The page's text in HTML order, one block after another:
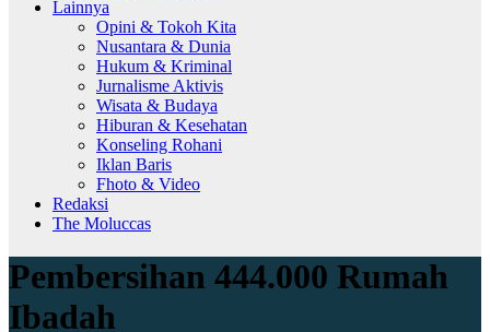
Lainnya
Opini & Tokoh Kita
Nusantara & Dunia
Hukum & Kriminal
Jurnalisme Aktivis
Wisata & Budaya
Hiburan & Kesehatan
Konseling Rohani
Iklan Baris
Fhoto & Video
Redaksi
The Moluccas
Pembersihan 444.000 Rumah
Ibadah